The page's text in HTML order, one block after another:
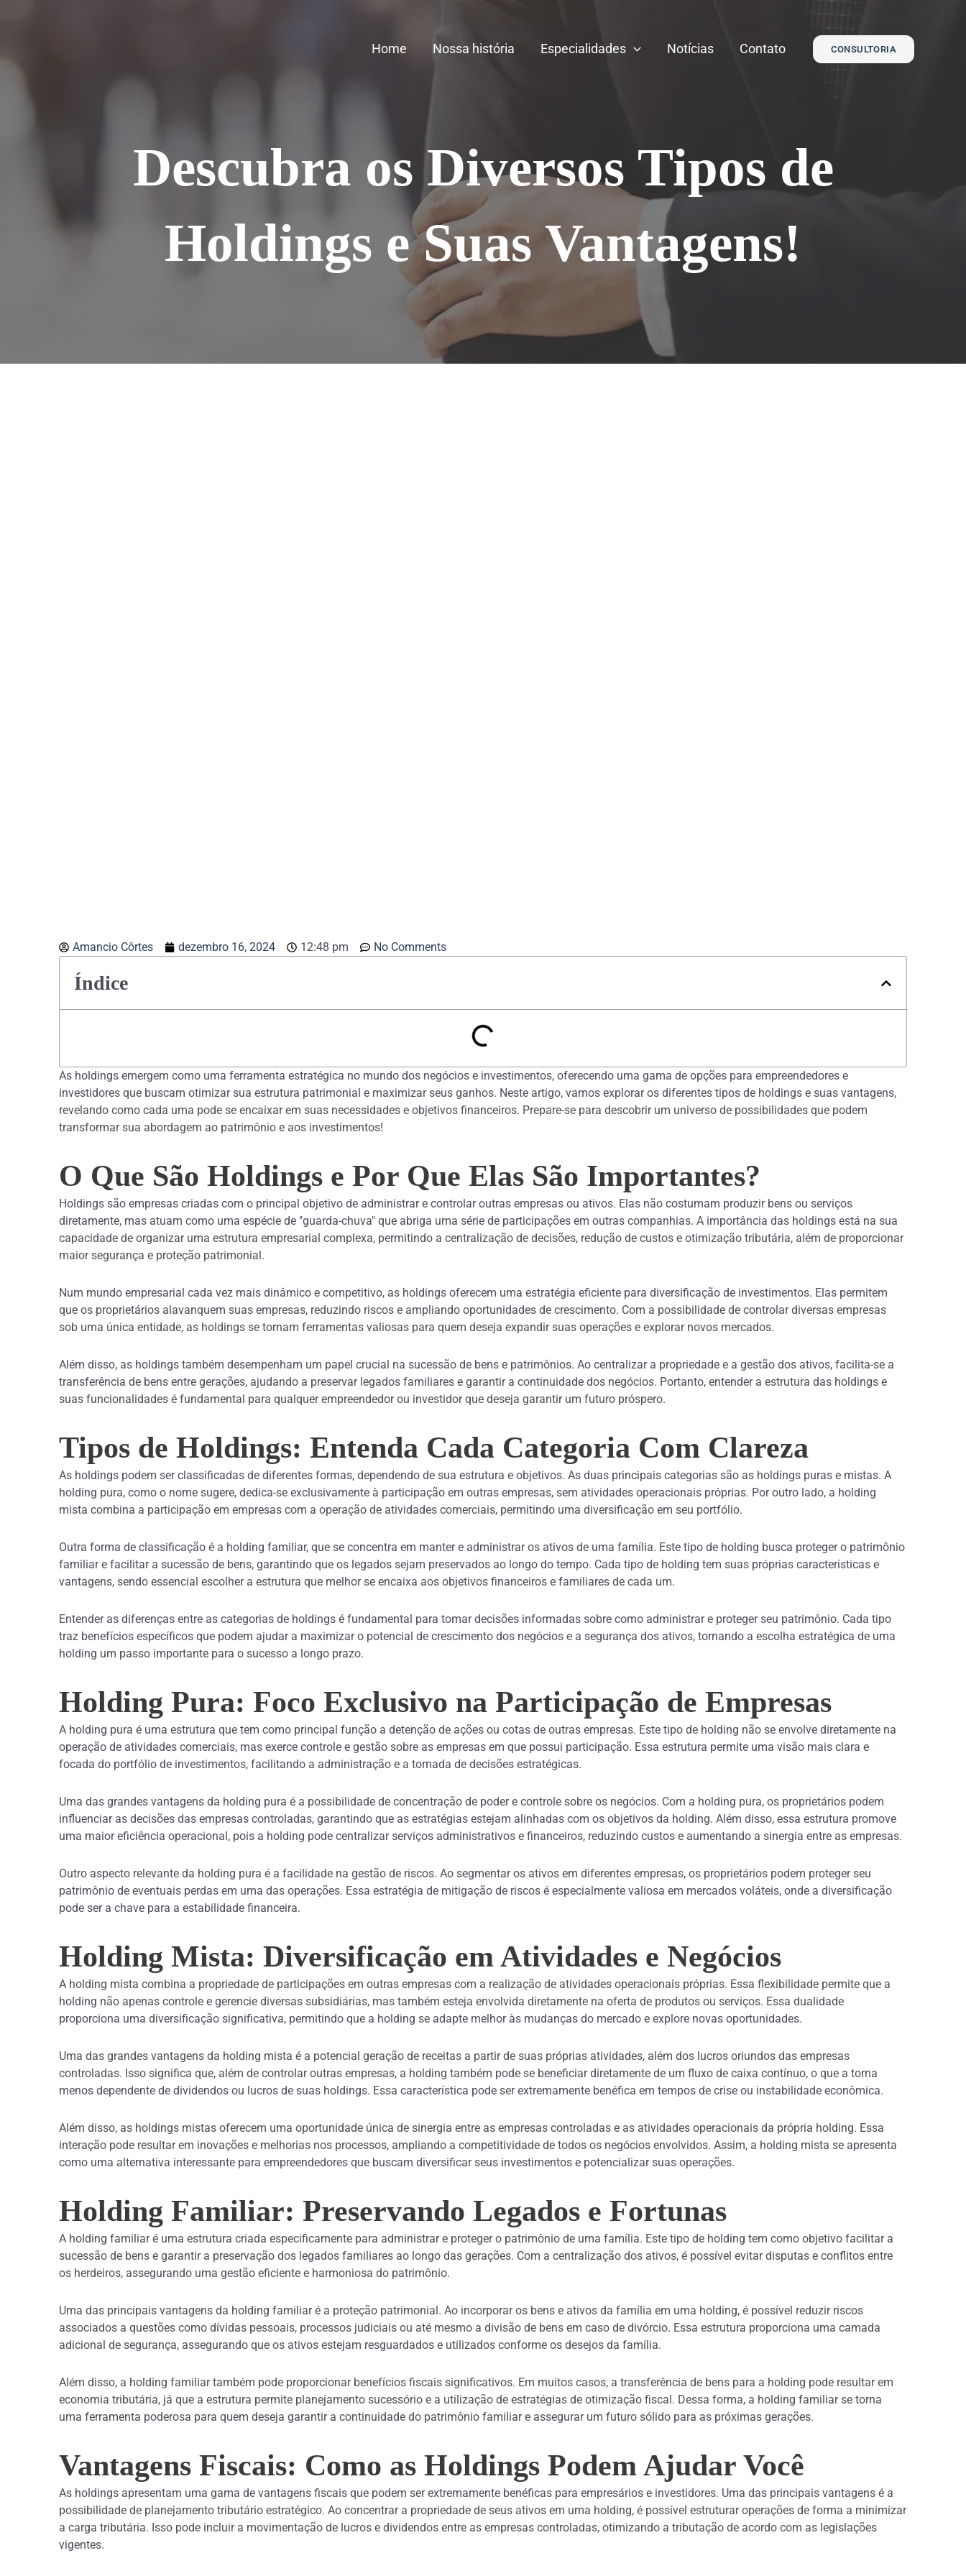
conteúdo
Home Nossa história Especialidades Notícias Contato CONSULTORIA
Descubra os Diversos Tipos de
Holdings e Suas Vantagens!
Amancio Côrtes dezembro 16, 2024 12:48 pm No Comments
Índice
As holdings emergem como uma ferramenta estratégica no mundo dos negócios e investimentos, oferecendo uma gama de opções para empreendedores e
investidores que buscam otimizar sua estrutura patrimonial e maximizar seus ganhos. Neste artigo, vamos explorar os diferentes tipos de holdings e suas vantagens,
revelando como cada uma pode se encaixar em suas necessidades e objetivos financeiros. Prepare-se para descobrir um universo de possibilidades que podem
transformar sua abordagem ao patrimônio e aos investimentos!
O Que São Holdings e Por Que Elas São Importantes?
Holdings são empresas criadas com o principal objetivo de administrar e controlar outras empresas ou ativos. Elas não costumam produzir bens ou serviços
diretamente, mas atuam como uma espécie de "guarda-chuva" que abriga uma série de participações em outras companhias. A importância das holdings está na sua
capacidade de organizar uma estrutura empresarial complexa, permitindo a centralização de decisões, redução de custos e otimização tributária, além de proporcionar
maior segurança e proteção patrimonial.
Num mundo empresarial cada vez mais dinâmico e competitivo, as holdings oferecem uma estratégia eficiente para diversificação de investimentos. Elas permitem
que os proprietários alavanquem suas empresas, reduzindo riscos e ampliando oportunidades de crescimento. Com a possibilidade de controlar diversas empresas
sob uma única entidade, as holdings se tornam ferramentas valiosas para quem deseja expandir suas operações e explorar novos mercados.
Além disso, as holdings também desempenham um papel crucial na sucessão de bens e patrimônios. Ao centralizar a propriedade e a gestão dos ativos, facilita-se a
transferência de bens entre gerações, ajudando a preservar legados familiares e garantir a continuidade dos negócios. Portanto, entender a estrutura das holdings e
suas funcionalidades é fundamental para qualquer empreendedor ou investidor que deseja garantir um futuro próspero.
Tipos de Holdings: Entenda Cada Categoria Com Clareza
As holdings podem ser classificadas de diferentes formas, dependendo de sua estrutura e objetivos. As duas principais categorias são as holdings puras e mistas. A
holding pura, como o nome sugere, dedica-se exclusivamente à participação em outras empresas, sem atividades operacionais próprias. Por outro lado, a holding
mista combina a participação em empresas com a operação de atividades comerciais, permitindo uma diversificação em seu portfólio.
Outra forma de classificação é a holding familiar, que se concentra em manter e administrar os ativos de uma família. Este tipo de holding busca proteger o patrimônio
familiar e facilitar a sucessão de bens, garantindo que os legados sejam preservados ao longo do tempo. Cada tipo de holding tem suas próprias características e
vantagens, sendo essencial escolher a estrutura que melhor se encaixa aos objetivos financeiros e familiares de cada um.
Entender as diferenças entre as categorias de holdings é fundamental para tomar decisões informadas sobre como administrar e proteger seu patrimônio. Cada tipo
traz benefícios específicos que podem ajudar a maximizar o potencial de crescimento dos negócios e a segurança dos ativos, tornando a escolha estratégica de uma
holding um passo importante para o sucesso a longo prazo.
Holding Pura: Foco Exclusivo na Participação de Empresas
A holding pura é uma estrutura que tem como principal função a detenção de ações ou cotas de outras empresas. Este tipo de holding não se envolve diretamente na
operação de atividades comerciais, mas exerce controle e gestão sobre as empresas em que possui participação. Essa estrutura permite uma visão mais clara e
focada do portfólio de investimentos, facilitando a administração e a tomada de decisões estratégicas.
Uma das grandes vantagens da holding pura é a possibilidade de concentração de poder e controle sobre os negócios. Com a holding pura, os proprietários podem
influenciar as decisões das empresas controladas, garantindo que as estratégias estejam alinhadas com os objetivos da holding. Além disso, essa estrutura promove
uma maior eficiência operacional, pois a holding pode centralizar serviços administrativos e financeiros, reduzindo custos e aumentando a sinergia entre as empresas.
Outro aspecto relevante da holding pura é a facilidade na gestão de riscos. Ao segmentar os ativos em diferentes empresas, os proprietários podem proteger seu
patrimônio de eventuais perdas em uma das operações. Essa estratégia de mitigação de riscos é especialmente valiosa em mercados voláteis, onde a diversificação
pode ser a chave para a estabilidade financeira.
Holding Mista: Diversificação em Atividades e Negócios
A holding mista combina a propriedade de participações em outras empresas com a realização de atividades operacionais próprias. Essa flexibilidade permite que a
holding não apenas controle e gerencie diversas subsidiárias, mas também esteja envolvida diretamente na oferta de produtos ou serviços. Essa dualidade
proporciona uma diversificação significativa, permitindo que a holding se adapte melhor às mudanças do mercado e explore novas oportunidades.
Uma das grandes vantagens da holding mista é a potencial geração de receitas a partir de suas próprias atividades, além dos lucros oriundos das empresas
controladas. Isso significa que, além de controlar outras empresas, a holding também pode se beneficiar diretamente de um fluxo de caixa contínuo, o que a torna
menos dependente de dividendos ou lucros de suas holdings. Essa característica pode ser extremamente benéfica em tempos de crise ou instabilidade econômica.
Além disso, as holdings mistas oferecem uma oportunidade única de sinergia entre as empresas controladas e as atividades operacionais da própria holding. Essa
interação pode resultar em inovações e melhorias nos processos, ampliando a competitividade de todos os negócios envolvidos. Assim, a holding mista se apresenta
como uma alternativa interessante para empreendedores que buscam diversificar seus investimentos e potencializar suas operações.
Holding Familiar: Preservando Legados e Fortunas
A holding familiar é uma estrutura criada especificamente para administrar e proteger o patrimônio de uma família. Este tipo de holding tem como objetivo facilitar a
sucessão de bens e garantir a preservação dos legados familiares ao longo das gerações. Com a centralização dos ativos, é possível evitar disputas e conflitos entre
os herdeiros, assegurando uma gestão eficiente e harmoniosa do patrimônio.
Uma das principais vantagens da holding familiar é a proteção patrimonial. Ao incorporar os bens e ativos da família em uma holding, é possível reduzir riscos
associados a questões como dívidas pessoais, processos judiciais ou até mesmo a divisão de bens em caso de divórcio. Essa estrutura proporciona uma camada
adicional de segurança, assegurando que os ativos estejam resguardados e utilizados conforme os desejos da família.
Além disso, a holding familiar também pode proporcionar benefícios fiscais significativos. Em muitos casos, a transferência de bens para a holding pode resultar em
economia tributária, já que a estrutura permite planejamento sucessório e a utilização de estratégias de otimização fiscal. Dessa forma, a holding familiar se torna
uma ferramenta poderosa para quem deseja garantir a continuidade do patrimônio familiar e assegurar um futuro sólido para as próximas gerações.
Vantagens Fiscais: Como as Holdings Podem Ajudar Você
As holdings apresentam uma gama de vantagens fiscais que podem ser extremamente benéficas para empresários e investidores. Uma das principais vantagens é a
possibilidade de planejamento tributário estratégico. Ao concentrar a propriedade de seus ativos em uma holding, é possível estruturar operações de forma a minimizar
a carga tributária. Isso pode incluir a movimentação de lucros e dividendos entre as empresas controladas, otimizando a tributação de acordo com as legislações
vigentes.